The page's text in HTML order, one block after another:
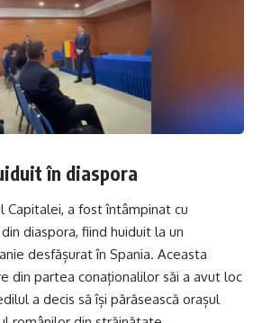
în diaspora
Capitalei, a fost întâmpinat cu
diaspora, fiind huiduit la un
desfășurat în Spania. Aceasta
din partea conaționalilor săi a avut loc
a decis să își părăsească orașul